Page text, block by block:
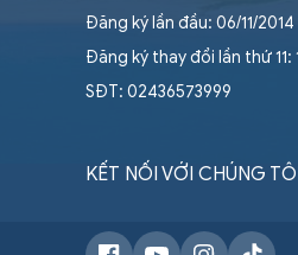
Đăng ký lần đầu: 06/11/2014
Đăng ký thay đổi lần thứ 11:
SĐT: 02436573999
KẾT NỐI VỚI CHÚNG